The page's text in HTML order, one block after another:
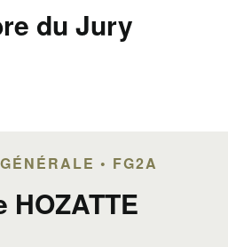
du Jury
• FG2A
HOZATTE